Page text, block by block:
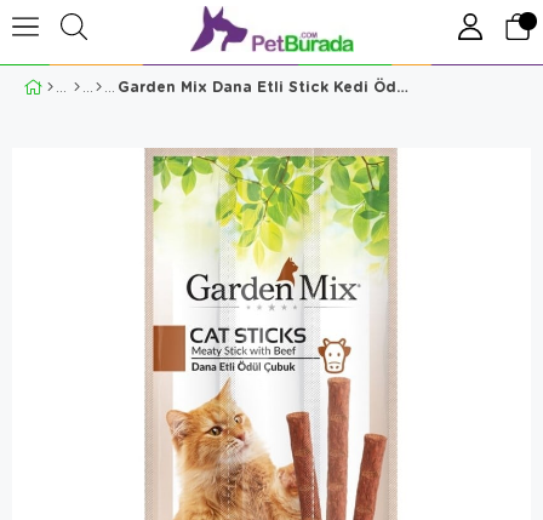
Garden Mix Dana Etli Stick Kedi Ödülü 3x5 gr